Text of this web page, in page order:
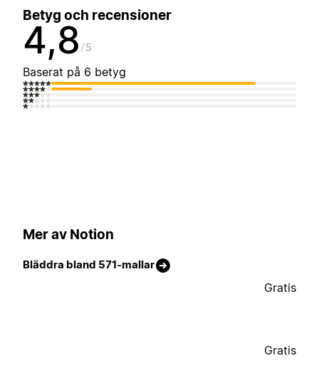
Betyg och recensioner
4,8 5
Baserat på 6 betyg
Mer av Notion
Bläddra bland 571-mallar
Gratis
Gratis